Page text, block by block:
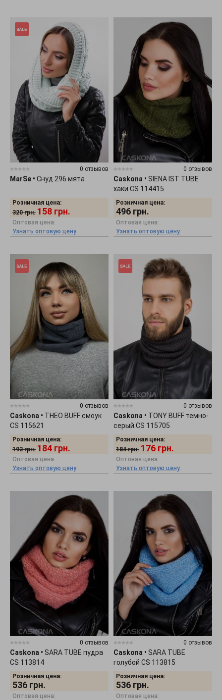
0 отзывов
MarSe • Снуд 296 мята
Розничная цена:
320 грн. 158 грн.
Оптовая цена:
Узнать оптовую цену
0 отзывов
Caskona • SIENA IST TUBE
хаки CS 114415
Розничная цена:
496 грн.
Оптовая цена:
Узнать оптовую цену
0 отзывов
Caskona • THEO BUFF смоук
CS 115621
Розничная цена:
192 грн. 184 грн.
Оптовая цена:
Узнать оптовую цену
0 отзывов
Caskona • TONY BUFF темно-
серый CS 115705
Розничная цена:
184 грн. 176 грн.
Оптовая цена:
Узнать оптовую цену
0 отзывов
Caskona • SARA TUBE пудра
CS 113814
Розничная цена:
536 грн.
Оптовая цена:
0 отзывов
Caskona • SARA TUBE
голубой CS 113815
Розничная цена:
536 грн.
Оптовая цена: